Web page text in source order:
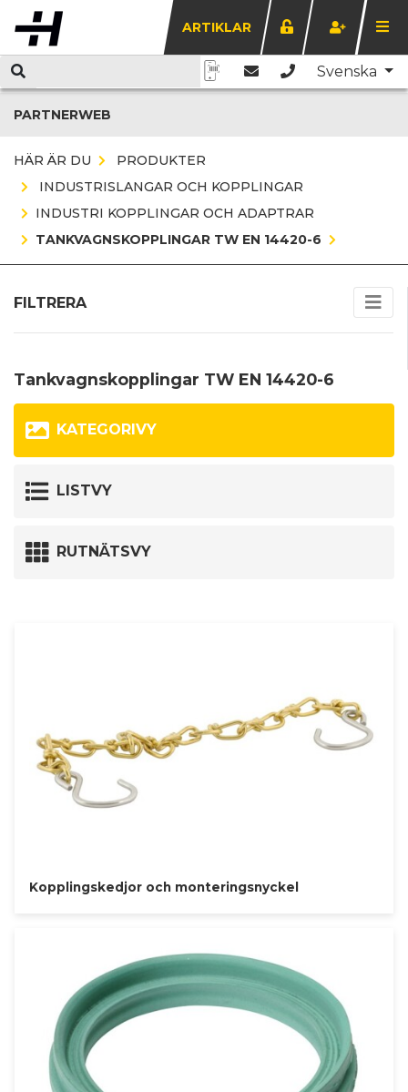
ARTIKLAR
Svenska
PARTNERWEB
HÄR ÄR DU
PRODUKTER
INDUSTRISLANGAR OCH KOPPLINGAR
INDUSTRI KOPPLINGAR OCH ADAPTRAR
TANKVAGNSKOPPLINGAR TW EN 14420-6
FILTRERA
Tankvagnskopplingar TW EN 14420-6
KATEGORIVY
LISTVY
RUTNÄTSVY
Kopplingskedjor och monteringsnyckel